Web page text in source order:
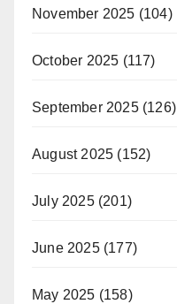
November 2025 (104)
October 2025 (117)
September 2025(126)
August 2025 (152)
July 2025(201)
June 2025(177)
May 2025 (158)